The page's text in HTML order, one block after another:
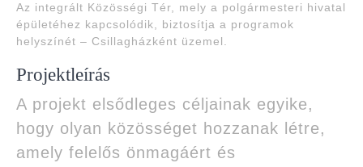
Az integrált Közösségi Tér, mely a polgármesteri hivatal
épületéhez kapcsolódik, biztosítja a programok
helyszínét – Csillagházként üzemel.
Projektleírás
A projekt elsődleges céljainak egyike,
hogy olyan közösséget hozzanak létre,
amely felelős önmagáért és